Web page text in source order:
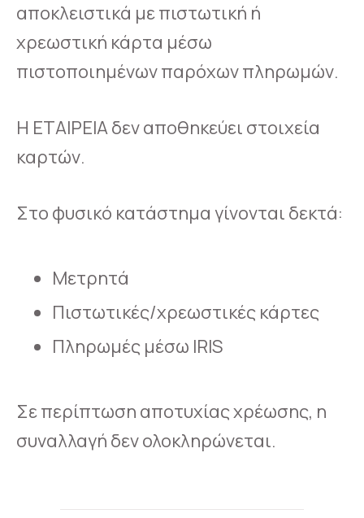
αποκλειστικά με πιστωτική ή
χρεωστική κάρτα μέσω
πιστοποιημένων παρόχων πληρωμών.
Η ΕΤΑΙΡΕΙΑ δεν αποθηκεύει στοιχεία
καρτών.
Στο φυσικό κατάστημα γίνονται δεκτά:
Μετρητά
Πιστωτικές/χρεωστικές κάρτες
Πληρωμές μέσω IRIS
Σε περίπτωση αποτυχίας χρέωσης, η
συναλλαγή δεν ολοκληρώνεται.